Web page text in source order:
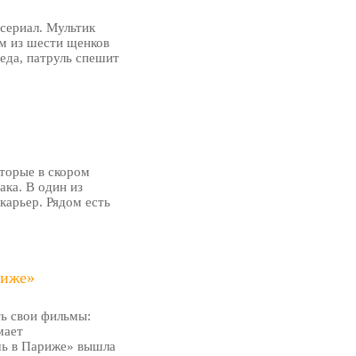
Мультик
из шести щенков
патруль спешит
в скором
В один из
Рядом есть
свои фильмы:
в Париже» вышла